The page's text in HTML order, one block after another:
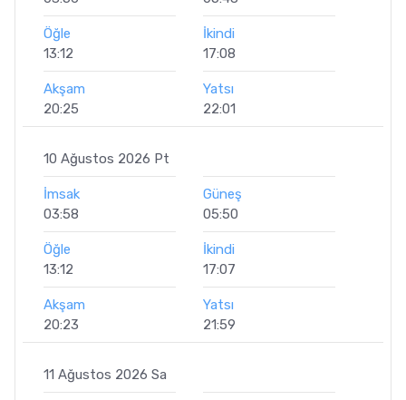
Öğle
13:12
İkindi
17:08
Akşam
20:25
Yatsı
22:01
10 Ağustos 2026 Pt
İmsak
03:58
Güneş
05:50
Öğle
13:12
İkindi
17:07
Akşam
20:23
Yatsı
21:59
11 Ağustos 2026 Sa